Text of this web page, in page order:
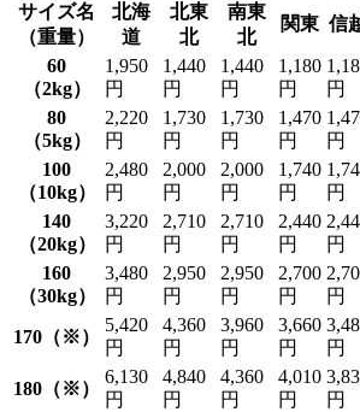
サイズ名
（重量）
北海
道
北東
北
南東
北
関東 信
60
（2kg）
1,950
円
1,440
円
1,440
円
1,180
円
円
80
（5kg）
2,220
円
1,730
円
1,730
円
1,470
円
円
100
（10kg）
2,480
円
2,000
円
2,000
円
1,740
円
円
140
（20kg）
3,220
円
2,710
円
2,710
円
2,440
円
円
160
（30kg）
3,480
円
2,950
円
2,950
円
2,700
円
円
170（※）
5,420
円
4,360
円
3,960
円
3,660
円
円
180（※）
6,130
円
4,840
円
4,360
円
4,010
円
円